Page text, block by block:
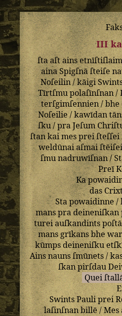
III
ſtaaſtains
ainaSpigſnāſteiſe
Noſeilin/kāigi
Tīrtſmupolaſīnſnan/
terſgimſennien/bhe
Noſeilie/kawīdan
ſku/praJeſum
ſtankaimespreiſteſſei
weldūnai aſmai
ſmunadruwīſnan/
Preī
Ka
das
Stapowaidinne/
manspradeineniſkan
tureiauſkandints
mansgrīkansbhe
kūmpsdeineniſku
Ainsnaunsſmūnets/
ſkanpirſdau
Quei
SwintsPauliprei
laſinſnanbillē/Mes